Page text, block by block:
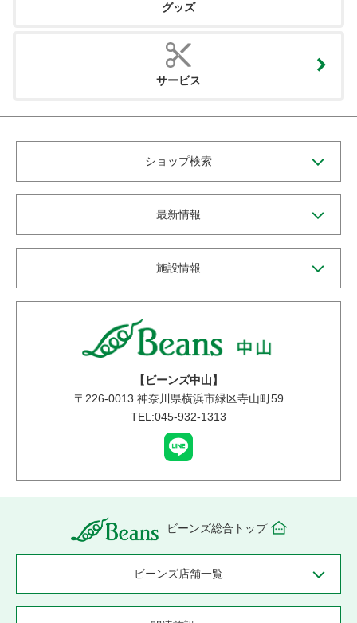
グッズ
サービス
ショップ検索
最新情報
施設情報
【ビーンズ中山】
〒 226-0013 神奈川県横浜市緑区寺山町59
TEL:045-932-1313
ビーンズ総合トップ
ビーンズ店舗一覧